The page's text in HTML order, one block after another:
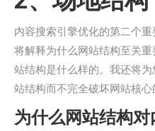
内容搜索引擎优化的第二个重
将解释为什么网站结构至关
站结构是什么样的。我还将
站结构而不完全破坏网站核心
为什么网站结构